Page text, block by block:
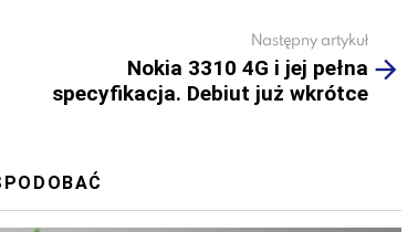
Następny artykuł
Nokia 3310 4G i jej pełna
specyfikacja. Debiut już wkrótce